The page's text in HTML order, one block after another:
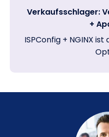
Verkaufsschlager:
+
ISPConfig + NGINX